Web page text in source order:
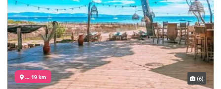
... 19 km (6)